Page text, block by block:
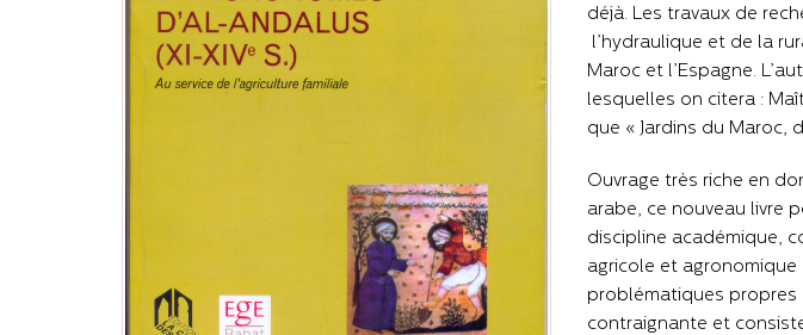
déjà. Les travaux de
l’hydraulique et de la
Maroc et l’Espagne.
lesquelles on citera :
que « Jardins du Maroc,
Ouvrage très riche en
arabe, ce nouveau livre
discipline académique,
agricole et agronomique
problématiques
contraignante et